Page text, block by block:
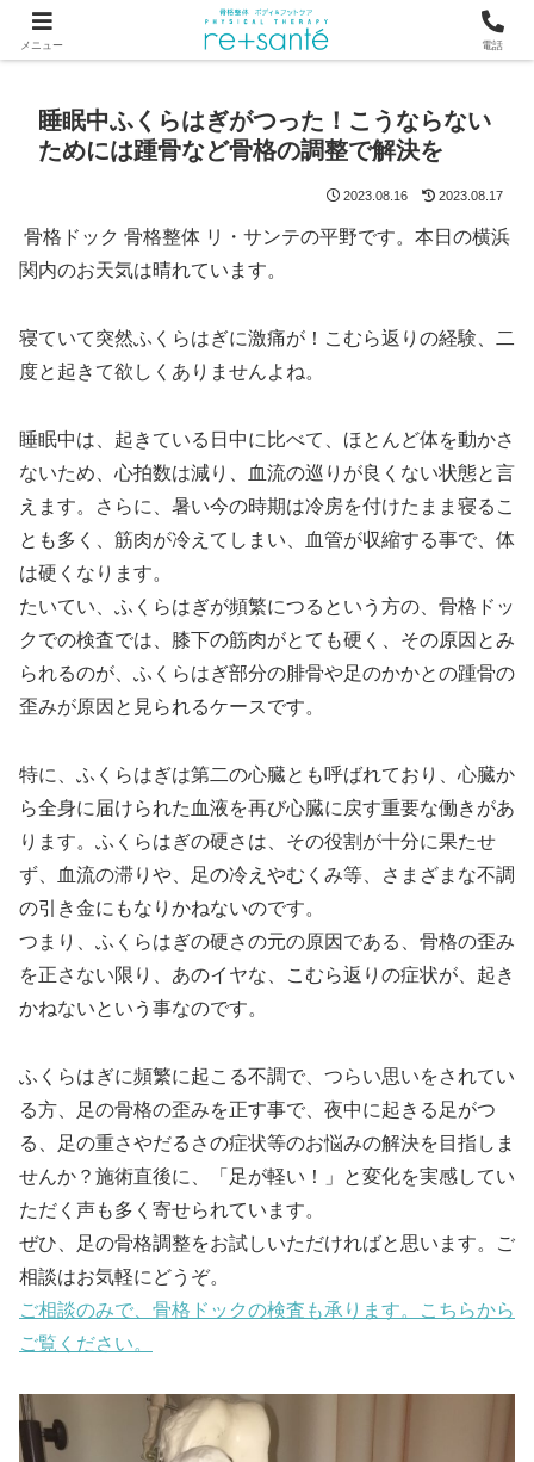
つらい首・肩こり・腰の痛みは、骨から見直す横浜市関内の整体
睡眠中ふくらはぎがつった！こうならない
ためには踵骨など骨格の調整で解決を
2023.08.16 2023.08.17
骨格ドック 骨格整体 リ・サンテの平野です。本日の横浜
関内のお天気は晴れています。
寝ていて突然ふくらはぎに激痛が！こむら返りの経験、二
度と起きて欲しくありませんよね。
睡眠中は、起きている日中に比べて、ほとんど体を動かさ
ないため、心拍数は減り、血流の巡りが良くない状態と言
えます。さらに、暑い今の時期は冷房を付けたまま寝るこ
とも多く、筋肉が冷えてしまい、血管が収縮する事で、体
は硬くなります。
たいてい、ふくらはぎが頻繁につるという方の、骨格ドッ
クでの検査では、膝下の筋肉がとても硬く、その原因とみ
られるのが、ふくらはぎ部分の腓骨や足のかかとの踵骨の
歪みが原因と見られるケースです。
特に、ふくらはぎは第二の心臓とも呼ばれており、心臓か
ら全身に届けられた血液を再び心臓に戻す重要な働きがあ
ります。ふくらはぎの硬さは、その役割が十分に果たせ
ず、血流の滞りや、足の冷えやむくみ等、さまざまな不調
の引き金にもなりかねないのです。
つまり、ふくらはぎの硬さの元の原因である、骨格の歪み
を正さない限り、あのイヤな、こむら返りの症状が、起き
かねないという事なのです。
ふくらはぎに頻繁に起こる不調で、つらい思いをされてい
る方、足の骨格の歪みを正す事で、夜中に起きる足がつ
る、足の重さやだるさの症状等のお悩みの解決を目指しま
せんか？施術直後に、「足が軽い！」と変化を実感してい
ただく声も多く寄せられています。
ぜひ、足の骨格調整をお試しいただければと思います。ご
相談はお気軽にどうぞ。
ご相談のみで、骨格ドックの検査も承ります。こちらから
ご覧ください。
メニュー 電話